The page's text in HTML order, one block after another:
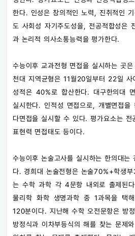
한다. 인성은 창의적인 노력, 진취적인
도 사회성 자기주도성을, 전공적합성은
과 논리적 의사소통능력을 평가한다.
수능이후 교과전형 면접을 실시하는 곳
천대 지역균형은 11월20일부터 22일 사
성적은 40%로 합산한다. 대구한의대
실시한다. 인적성 면접으로, 개별면접을
다면접을 실시할 수 있다. 평가요소는
표현력 면접태도 등이다.
수능이후 논술고사를 실시하는 한의대는
다. 경희대 논술전형은 논술70%+학생
는 수학 과학 각 4문항 내외로 출제된
물리학 화학 생명과학 중 1과목을 택
120분이다. 지난해 수학 오전문항은 방
방정식과 이차부등식의 해를 찾는 문제